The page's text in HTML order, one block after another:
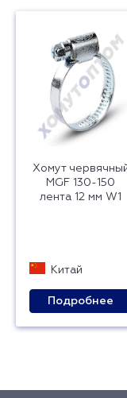
Хомут
MGF 130-150
лента 12 мм W1
Китай
Подробнее